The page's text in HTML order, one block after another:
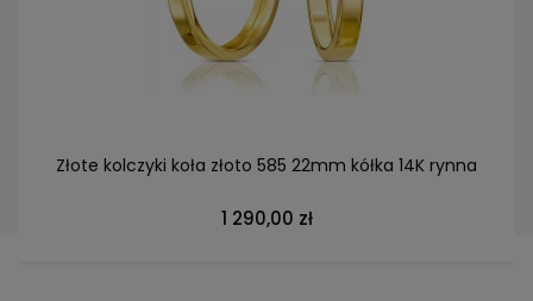
Złote kolczyki koła złoto 585 22mm kółka 14K rynna
1 290,00 zł
DO KOSZYKA